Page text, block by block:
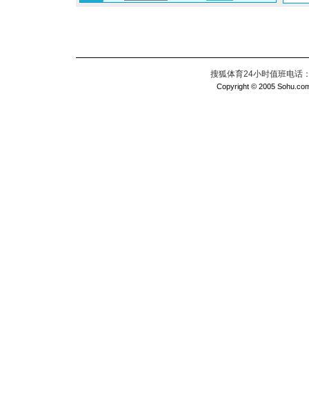
搜狐体育24小时值班电话
Copyright © 2005